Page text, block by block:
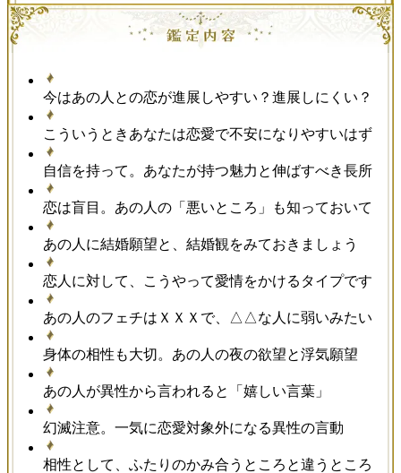
今はあの人との恋が進展しやすい？進展しにくい？
こういうときあなたは恋愛で不安になりやすいはず
自信を持って。あなたが持つ魅力と伸ばすべき長所
恋は盲目。あの人の「悪いところ」も知っておいて
あの人に結婚願望と、結婚観をみておきましょう
恋人に対して、こうやって愛情をかけるタイプです
あの人のフェチはＸＸＸで、△△な人に弱いみたい
身体の相性も大切。あの人の夜の欲望と浮気願望
あの人が異性から言われると「嬉しい言葉」
幻滅注意。一気に恋愛対象外になる異性の言動
相性として、ふたりのかみ合うところと違うところ